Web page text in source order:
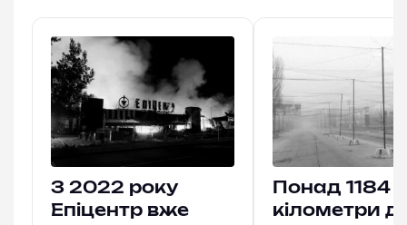
З 2022 року
Епіцентр вже
Понад 1184
кілометри